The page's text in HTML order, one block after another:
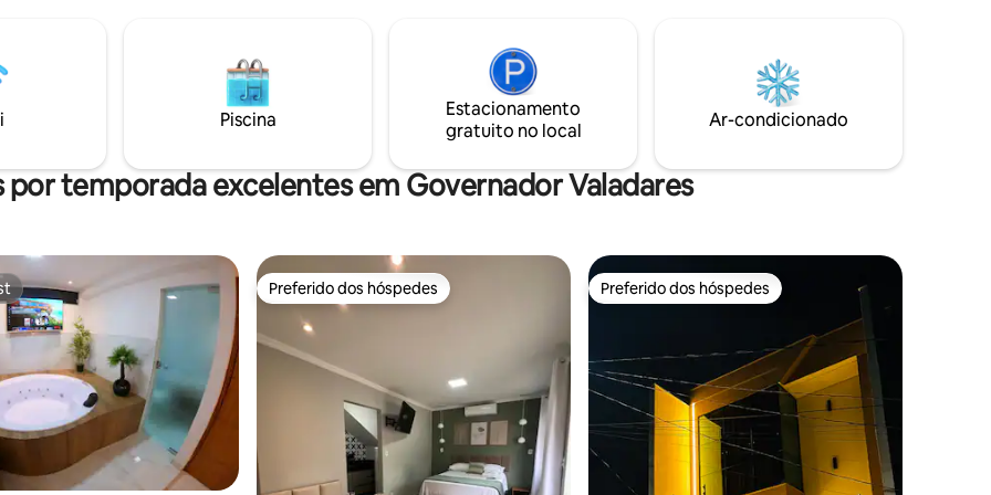
Piscina
Estacionamento
gratuito no local
Ar-condicionado
por temporada excelentes em Governador Valadares
de 5, 6 avaliações
Preferido dos hóspedes
Preferido dos hóspedes Preferido dos hóspedes
Preferido dos hóspedes